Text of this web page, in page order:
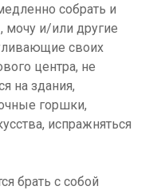
собрать и
и/или другие
своих
центра, не
на здания,
горшки,
испражняться
брать с собой